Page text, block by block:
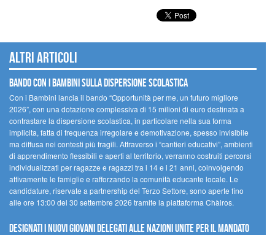
Altri articoli
Bando Con i Bambini sulla dispersione scolastica
Con i Bambini lancia il bando “Opportunità per me, un futuro migliore
2026”, con una dotazione complessiva di 15 milioni di euro destinata a
contrastare la dispersione scolastica, in particolare nella sua forma
implicita, fatta di frequenza irregolare e demotivazione, spesso invisibile
ma diffusa nei contesti più fragili. Attraverso i “cantieri educativi”, ambienti
di apprendimento flessibili e aperti al territorio, verranno costruiti percorsi
individualizzati per ragazze e ragazzi tra i 14 e i 21 anni, coinvolgendo
attivamente le famiglie e rafforzando la comunità educante locale. Le
candidature, riservate a partnership del Terzo Settore, sono aperte fino
alle ore 13:00 del 30 settembre 2026 tramite la piattaforma Chàiros.
Designati i nuovi Giovani Delegati alle Nazioni Unite per il mandato